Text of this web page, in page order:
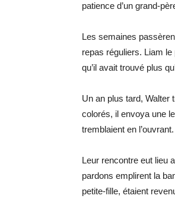
patience d’un grand-
Les semaines
repas réguliers. Liam
qu’il avait trouvé plus
Un an plus tard, Walter
colorés, il envoya une
tremblaient en
Leur rencontre eut lieu
pardons emplirent la
petite-fille, étaient